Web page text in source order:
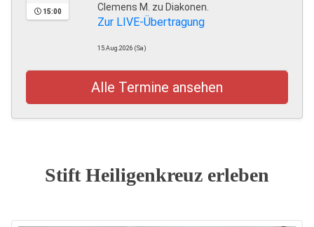
15:00
Clemens M. zu Diakonen.
Zur LIVE-Übertragung
15.Aug.2026 (Sa)
Alle Termine ansehen
Stift Heiligenkreuz erleben